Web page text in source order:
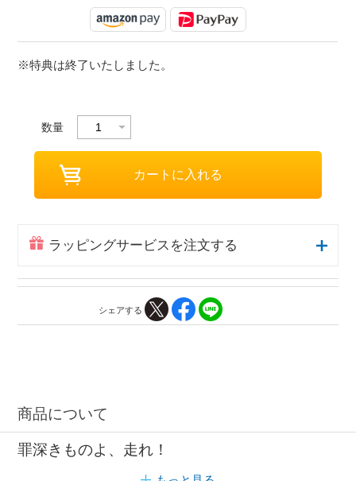
※特典は終了いたしました。
数量
ラッピングサービスを注文する
シェアする
商品について
罪深きものよ、走れ！